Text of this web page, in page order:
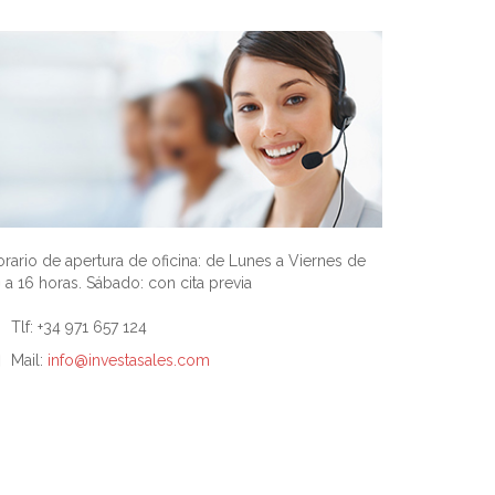
de apertura de oficina: de Lunes a Viernes de
a 16 horas. Sábado: con cita previa
Tlf: +34 971 657 124
Mail: info@investasales.com